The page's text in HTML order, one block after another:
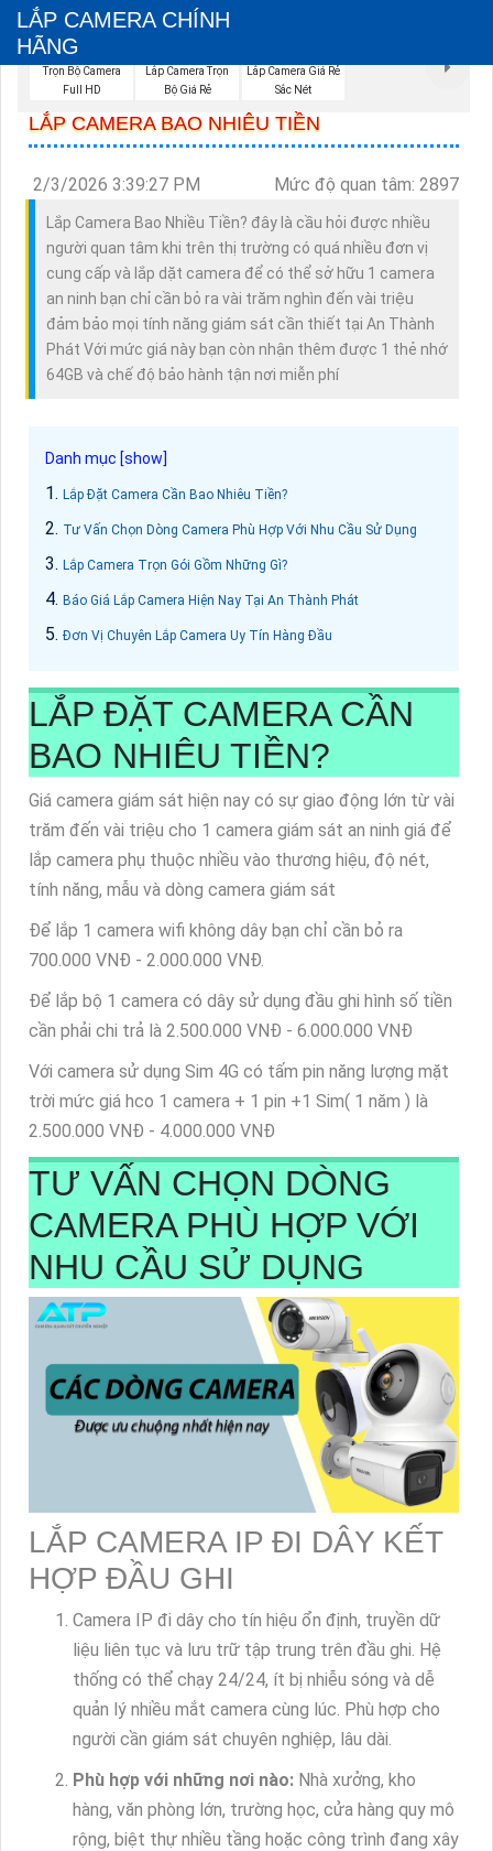
LẮP CAMERA CHÍNH
HÃNG
Trọn Bộ Camera
Full HD
Lắp Camera Trọn
Bộ Giá Rẻ
Lắp Camera Giá Rẻ
Sắc Nét
LẮP CAMERA BAO NHIÊU TIỀN
2/3/2026 3:39:27 PM Mức độ quan tâm: 2897
Lắp Camera Bao Nhiều Tiền? đây là cầu hỏi được nhiều
người quan tâm khi trên thị trường có quá nhiều đơn vị
cung cấp và lắp dặt camera để có thể sở hữu 1 camera
an ninh bạn chỉ cần bỏ ra vài trăm nghìn đến vài triệu
đảm bảo mọi tính năng giám sát cần thiết tại An Thành
Phát Với mức giá này bạn còn nhận thêm được 1 thẻ nhớ
64GB và chế độ bảo hành tận nơi miễn phí
Lắp Đặt Camera Cần Bao Nhiêu Tiền?
Tư Vấn Chọn Dòng Camera Phù Hợp Với Nhu Cầu Sử Dụng
Lắp Camera Trọn Gói Gồm Những Gì?
Báo Giá Lắp Camera Hiện Nay Tại An Thành Phát
Đơn Vị Chuyên Lắp Camera Uy Tín Hàng Đầu
LẮP ĐẶT CAMERA CẦN
BAO NHIÊU TIỀN?
Giá camera giám sát hiện nay có sự giao động lớn từ vài
trăm đến vài triệu cho 1 camera giám sát an ninh giá để
lắp camera phụ thuộc nhiều vào thương hiệu, độ nét,
tính năng, mẫu và dòng camera giám sát
Để lắp 1 camera wifi không dây bạn chỉ cần bỏ ra
700.000 VNĐ - 2.000.000 VNĐ.
Để lắp bộ 1 camera có dây sử dụng đầu ghi hình số tiền
cần phải chi trả là 2.500.000 VNĐ - 6.000.000 VNĐ
Với camera sử dụng Sim 4G có tấm pin năng lượng mặt
trời mức giá hco 1 camera + 1 pin +1 Sim( 1 năm ) là
2.500.000 VNĐ - 4.000.000 VNĐ
TƯ VẤN CHỌN DÒNG
CAMERA PHÙ HỢP VỚI
NHU CẦU SỬ DỤNG
LẮP CAMERA IP ĐI DÂY KẾT
HỢP ĐẦU GHI
Camera IP đi dây cho tín hiệu ổn định, truyền dữ
liệu liên tục và lưu trữ tập trung trên đầu ghi. Hệ
thống có thể chạy 24/24, ít bị nhiễu sóng và dễ
quản lý nhiều mắt camera cùng lúc. Phù hợp cho
người cần giám sát chuyên nghiệp, lâu dài.
Phù hợp với những nơi nào: Nhà xưởng, kho
hàng, văn phòng lớn, trường học, cửa hàng quy mô
rộng, biệt thự nhiều tầng hoặc công trình đang xây